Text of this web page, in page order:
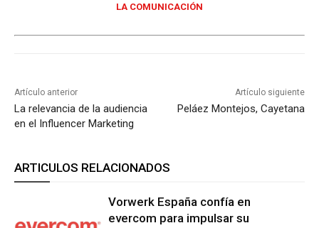
LA COMUNICACIÓN
Artículo anterior
La relevancia de la audiencia
en el Influencer Marketing
Artículo siguiente
Peláez Montejos, Cayetana
ARTICULOS RELACIONADOS
Vorwerk España confía en
evercom para impulsar su